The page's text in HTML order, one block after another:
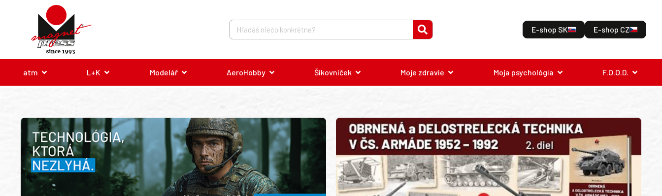
E-shop SK E-shop CZ
atm L+K Modelář AeroHobby Šikovníček Moje zdravie Moja psychológia F.O.O.D.